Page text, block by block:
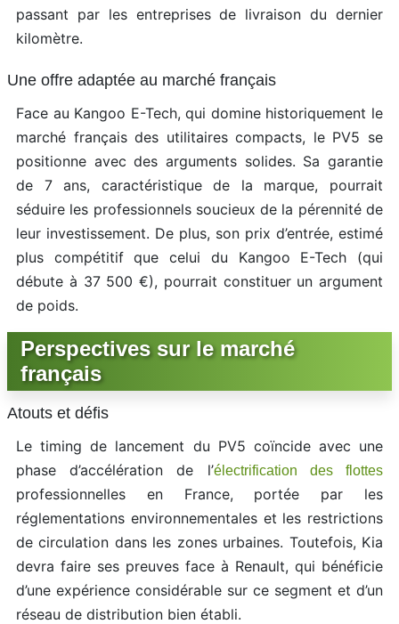
passant par les entreprises de livraison du dernier
kilomètre.
Une offre adaptée au marché français
Face au Kangoo E-Tech, qui domine historiquement le
marché français des utilitaires compacts, le PV5 se
positionne avec des arguments solides. Sa garantie
de 7 ans, caractéristique de la marque, pourrait
séduire les professionnels soucieux de la pérennité de
leur investissement. De plus, son prix d’entrée, estimé
plus compétitif que celui du Kangoo E-Tech (qui
débute à 37 500 €), pourrait constituer un argument
de poids.
Perspectives sur le marché
français
Atouts et défis
Le timing de lancement du PV5 coïncide avec une
phase d’accélération de l’électrification des flottes
professionnelles en France, portée par les
réglementations environnementales et les restrictions
de circulation dans les zones urbaines. Toutefois, Kia
devra faire ses preuves face à Renault, qui bénéficie
d’une expérience considérable sur ce segment et d’un
réseau de distribution bien établi.